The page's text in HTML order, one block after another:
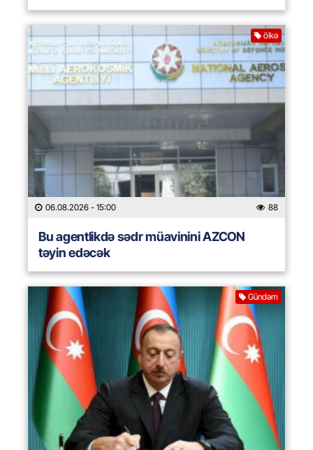
ölkə
06.08.2026 - 15:00 88
Bu agentlikdə sədr müavinini AZCON
təyin edəcək
Gündəm